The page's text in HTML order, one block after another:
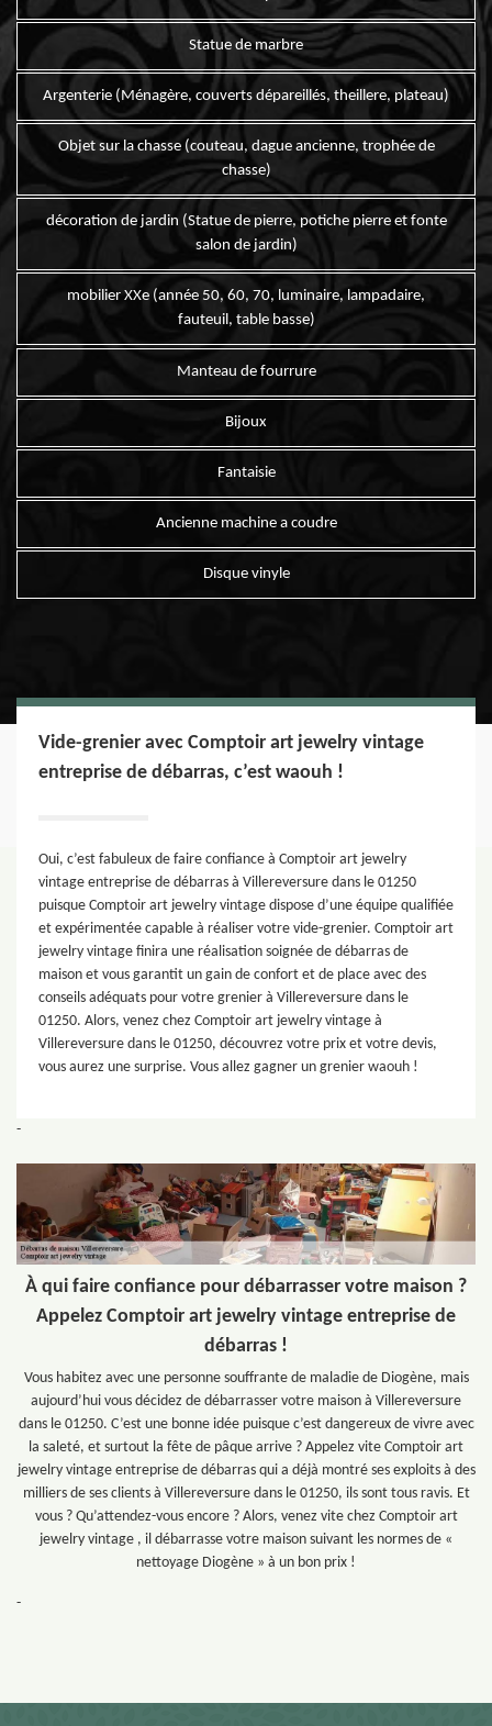
Statue de marbre
Argenterie (Ménagère, couverts dépareillés, theillere, plateau)
Objet sur la chasse (couteau, dague ancienne, trophée de
chasse)
décoration de jardin (Statue de pierre, potiche pierre et fonte
salon de jardin)
mobilier XXe (année 50, 60, 70, luminaire, lampadaire,
fauteuil, table basse)
Manteau de fourrure
Bijoux
Fantaisie
Ancienne machine a coudre
Disque vinyle
Vide-grenier avec Comptoir art jewelry vintage
entreprise de débarras, c’est waouh !
Oui, c’est fabuleux de faire confiance à Comptoir art jewelry
vintage entreprise de débarras à Villereversure dans le 01250
puisque Comptoir art jewelry vintage dispose d’une équipe qualifiée
et expérimentée capable à réaliser votre vide-grenier. Comptoir art
jewelry vintage finira une réalisation soignée de débarras de
maison et vous garantit un gain de confort et de place avec des
conseils adéquats pour votre grenier à Villereversure dans le
01250. Alors, venez chez Comptoir art jewelry vintage à
Villereversure dans le 01250, découvrez votre prix et votre devis,
vous aurez une surprise. Vous allez gagner un grenier waouh !
-
À qui faire confiance pour débarrasser votre maison ?
Appelez Comptoir art jewelry vintage entreprise de
débarras !
Vous habitez avec une personne souffrante de maladie de Diogène, mais
aujourd’hui vous décidez de débarrasser votre maison à Villereversure
dans le 01250. C’est une bonne idée puisque c’est dangereux de vivre avec
la saleté, et surtout la fête de pâque arrive ? Appelez vite Comptoir art
jewelry vintage entreprise de débarras qui a déjà montré ses exploits à des
milliers de ses clients à Villereversure dans le 01250, ils sont tous ravis. Et
vous ? Qu’attendez-vous encore ? Alors, venez vite chez Comptoir art
jewelry vintage , il débarrasse votre maison suivant les normes de «
nettoyage Diogène » à un bon prix !
-